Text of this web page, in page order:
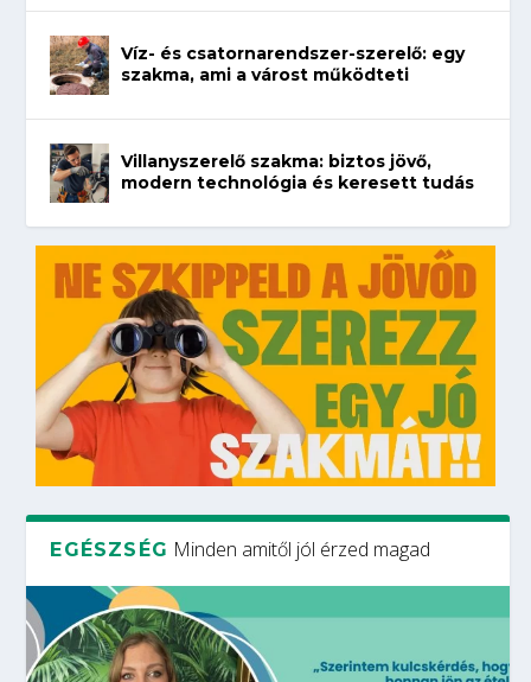
Víz- és csatornarendszer-szerelő: egy
szakma, ami a várost működteti
Villanyszerelő szakma: biztos jövő,
modern technológia és keresett tudás
EGÉSZSÉG Minden amitől jól érzed magad